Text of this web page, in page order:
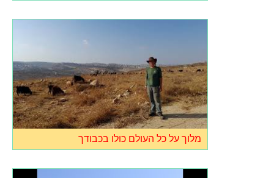
מלוך על כל העולם כולו בכבודך